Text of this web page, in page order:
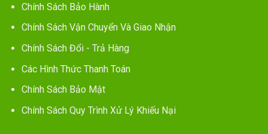
Chính Sách Bảo Hành
Chính Sách Vận Chuyển Và Giao Nhận
Chính Sách Đổi - Trả Hàng
Các Hình Thức Thanh Toán
Chính Sách Bảo Mật
Chính Sách Quy Trình Xử Lý Khiếu Nại